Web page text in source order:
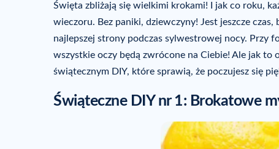
Święta zbliżają się wielkimi krokami! I jak co roku,
wieczoru. Bez paniki, dziewczyny! Jest jeszcze
najlepszej strony podczas sylwestrowej nocy. Przy
wszystkie oczy będą zwrócone na Ciebie! Ale jak to
świątecznym DIY, które sprawią, że poczujesz się
Świąteczne DIY nr 1: Brokatowe